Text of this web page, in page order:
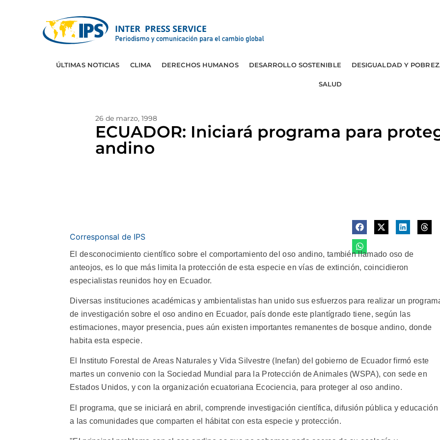
ÚLTIMAS NOTICIAS CLIMA DERECHOS HUMANOS DESARROLLO SOSTENIBLE DESIGUALDAD Y
SALUD
26 de marzo, 1998
ECUADOR: Iniciará programa para
andino
Corresponsal de IPS
El desconocimiento científico sobre el comportamiento del oso andino, también llamado oso de
anteojos, es lo que más limita la protección de esta especie en vías de extinción, coincidieron
especialistas reunidos hoy en Ecuador.
Diversas instituciones académicas y ambientalistas han unido sus esfuerzos para realizar un
de investigación sobre el oso andino en Ecuador, país donde este plantígrado tiene, según las
estimaciones, mayor presencia, pues aún existen importantes remanentes de bosque andino, donde
habita esta especie.
El Instituto Forestal de Areas Naturales y Vida Silvestre (Inefan) del gobierno de Ecuador firmó este
martes un convenio con la Sociedad Mundial para la Protección de Animales (WSPA), con sede en
Estados Unidos, y con la organización ecuatoriana Ecociencia, para proteger al oso andino.
El programa, que se iniciará en abril, comprende investigación científica, difusión pública y educación
a las comunidades que comparten el hábitat con esta especie y protección.